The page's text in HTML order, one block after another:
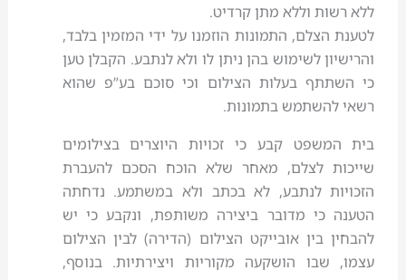
ללא רשות וללא מתן קרדיט.
לטענת הצלם, התמונות הוזמנו על ידי המזמין בלבד,
והרישיון לשימוש בהן ניתן לו ולא לנתבע. הקבלן טען
כי השתתף בעלות הצילום וכי סוכם בע”פ שהוא
רשאי להשתמש בתמונות.
בית המשפט קבע כי זכויות היוצרים בצילומים
שייכות לצלם, מאחר שלא הוכח הסכם להעברת
הזכויות לנתבע, לא בכתב ולא במשתמע. נדחתה
הטענה כי מדובר ביצירה משותפת, ונקבע כי יש
להבחין בין אובייקט הצילום (הדירה) לבין הצילום
עצמו, שבו הושקעה מקוריות ויצירתיות. בנוסף,